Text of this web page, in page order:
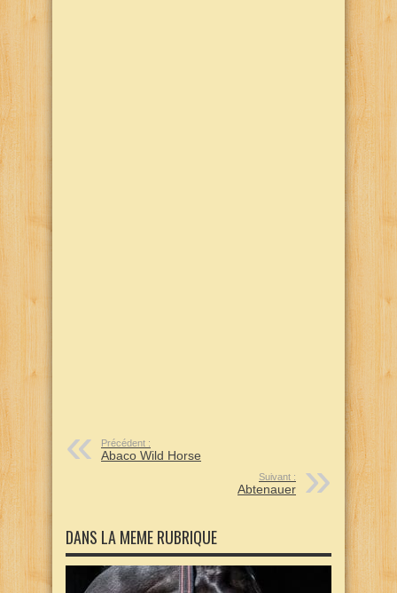
Précédent :
Abaco Wild Horse
Suivant :
Abtenauer
DANS LA MEME RUBRIQUE